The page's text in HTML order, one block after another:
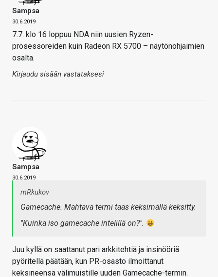
Sampsa
30.6.2019
7.7. klo 16 loppuu NDA niin uusien Ryzen-
prosessoreiden kuin Radeon RX 5700 – näytönohjaimien
osalta.
Kirjaudu sisään vastataksesi
Sampsa
30.6.2019
mRkukov
Gamecache. Mahtava termi taas keksimällä keksitty.
"Kuinka iso gamecache intelillä on?".
Juu kyllä on saattanut pari arkkitehtiä ja insinööriä
pyöritellä päätään, kun PR-osasto ilmoittanut
keksineensä välimuistille uuden Gamecache-termin.